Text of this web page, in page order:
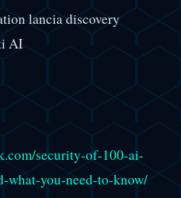
lancia discovery
AI
security-of-100-ai-
what-you-need-to-know/